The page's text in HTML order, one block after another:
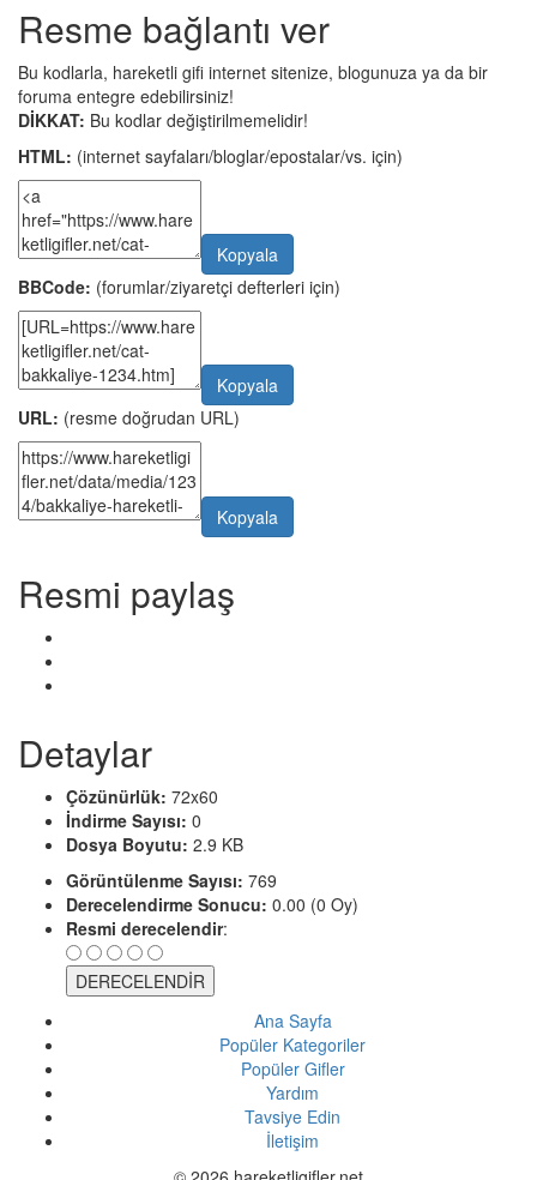
Resme bağlantı ver
Bu kodlarla, hareketli gifi internet sitenize, blogunuza ya da bir
foruma entegre edebilirsiniz!
DİKKAT: Bu kodlar değiştirilmemelidir!
HTML: (internet sayfaları/bloglar/epostalar/vs. için)
Kopyala
BBCode: (forumlar/ziyaretçi defterleri için)
Kopyala
URL: (resme doğrudan URL)
Kopyala
Resmi paylaş
Detaylar
Çözünürlük: 72x60
İndirme Sayısı: 0
Dosya Boyutu: 2.9 KB
Görüntülenme Sayısı: 769
Derecelendirme Sonucu: 0.00 (0 Oy)
Resmi derecelendir:
Ana Sayfa
Popüler Kategoriler
Popüler Gifler
Yardım
Tavsiye Edin
İletişim